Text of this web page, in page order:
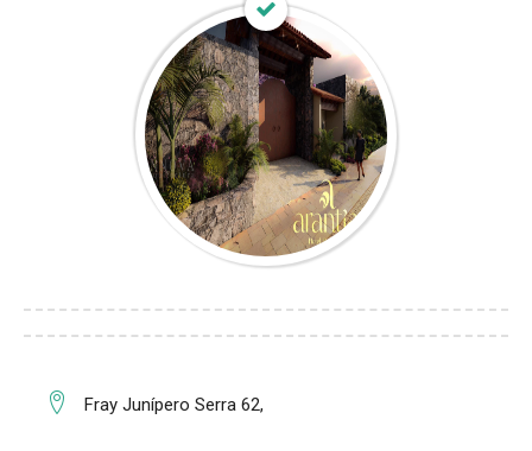
Fray Junípero Serra 62,